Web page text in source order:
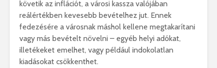
követik az inflációt, a városi kassza valójában
reálértékben kevesebb bevételhez jut. Ennek
fedezésére a városnak máshol kellene megtakarítani
vagy más bevételt növelni – egyéb helyi adókat,
illetékeket emelhet, vagy például indokolatlan
kiadásokat csökkenthet.